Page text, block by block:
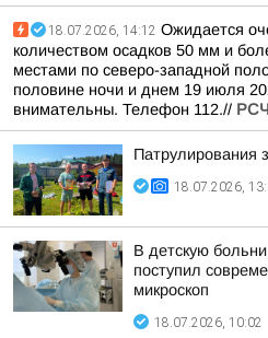
18.07.2026, 14:12 Ожидается
количеством осадков 50 мм и
местами по северо-западной
половине ночи и днем 19 июля
внимательны. Телефон 112.//
Патрулирования
18.07.2026,
В детскую
поступил
микроскоп
18.07.2026, 10:02